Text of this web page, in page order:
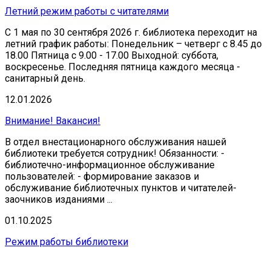
Летний режим работы с читателями
С 1 мая по 30 сентября 2026 г. библиотека переходит на
летний график работы: Понедельник – четверг с 8.45 до
18.00 Пятница с 9.00 - 17.00 Выходной: суббота,
воскресенье. Последняя пятница каждого месяца -
санитарный день.
12.01.2026
Внимание! Вакансия!
В отдел внестационарного обслуживания нашей
библиотеки требуется сотрудник! Обязанности: -
библиотечно-информационное обслуживание
пользователей: - формирование заказов и
обслуживание библиотечных пунктов и читателей-
заочников изданиями ...
01.10.2025
Режим работы библиотеки